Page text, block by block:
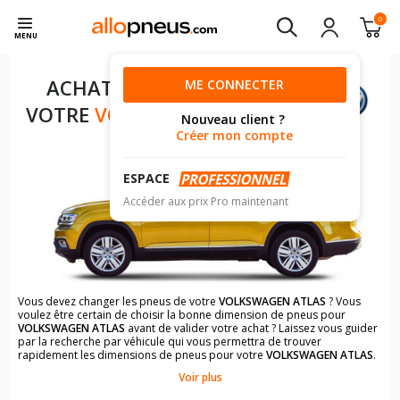
MENU
0
ME CONNECTER
Nouveau client ?
Créer mon compte
ESPACE
Accéder aux prix Pro maintenant
ACHAT DE PNEUS POUR
VOTRE VOLKSWAGEN ATLAS
Vous devez changer les pneus de votre VOLKSWAGEN ATLAS ? Vous
voulez être certain de choisir la bonne dimension de pneus pour
VOLKSWAGEN ATLAS avant de valider votre achat ? Laissez vous guider
par la recherche par véhicule qui vous permettra de trouver
rapidement les dimensions de pneus pour votre VOLKSWAGEN ATLAS.
Il n'est pas toujours évident de s'y retrouver dans le choix des
Voir plus